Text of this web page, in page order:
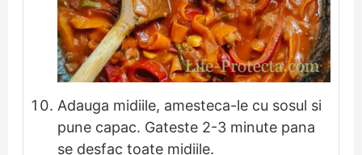
Adauga midiile, amesteca-le cu sosul si
pune capac. Gateste 2-3 minute pana
se desfac toate midiile.